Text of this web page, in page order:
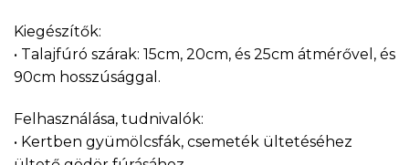
Kiegészítők:
• Talajfúró szárak: 15cm, 20cm, és 25cm átmérővel, és
90cm hosszúsággal.
Felhasználása, tudnivalók:
• Kertben gyümölcsfák, csemeték ültetéséhez